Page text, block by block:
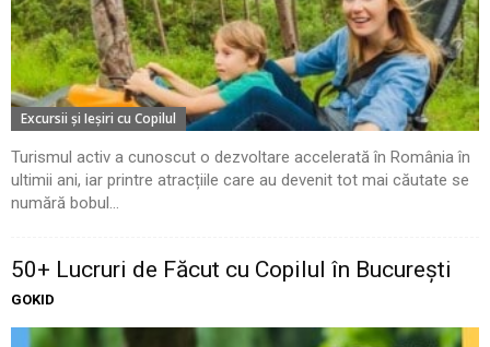
Excursii şi Ieşiri cu Copilul
Turismul activ a cunoscut o dezvoltare accelerată în România în
ultimii ani, iar printre atracțiile care au devenit tot mai căutate se
numără bobul...
50+ Lucruri de Făcut cu Copilul în București
GOKID